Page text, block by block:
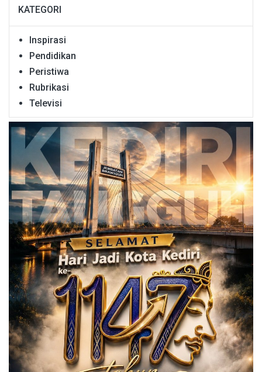
KATEGORI
Inspirasi
Pendidikan
Peristiwa
Rubrikasi
Televisi